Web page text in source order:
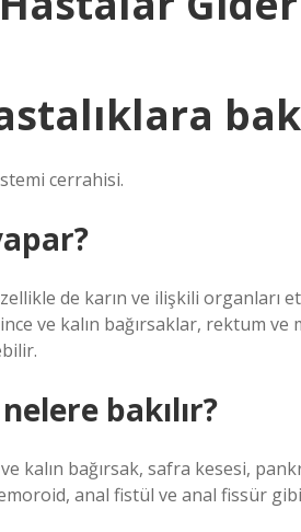
cerrahisi.
de karın ve ilişkili organları
ve kalın bağırsaklar, rektum ve
bakılır?
kalın bağırsak, safra kesesi,
anal fistül ve anal fissür